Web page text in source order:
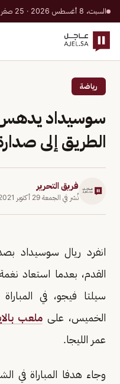
السبت، 8 أغسطس 2026 · 25 صفر 1448 هـ
رياضة
سوسيداد يدهس
الطريق إلى
فريق التحرير
نُشر في الجمعة 29 أكتوبر 2021
انفرد ريال سوسيداد
القدم، بعدما استعاد
سيلتا فيجو، في
الخميس، علىملعب
عمر الليجا.
وجاء هدفا المباراة في